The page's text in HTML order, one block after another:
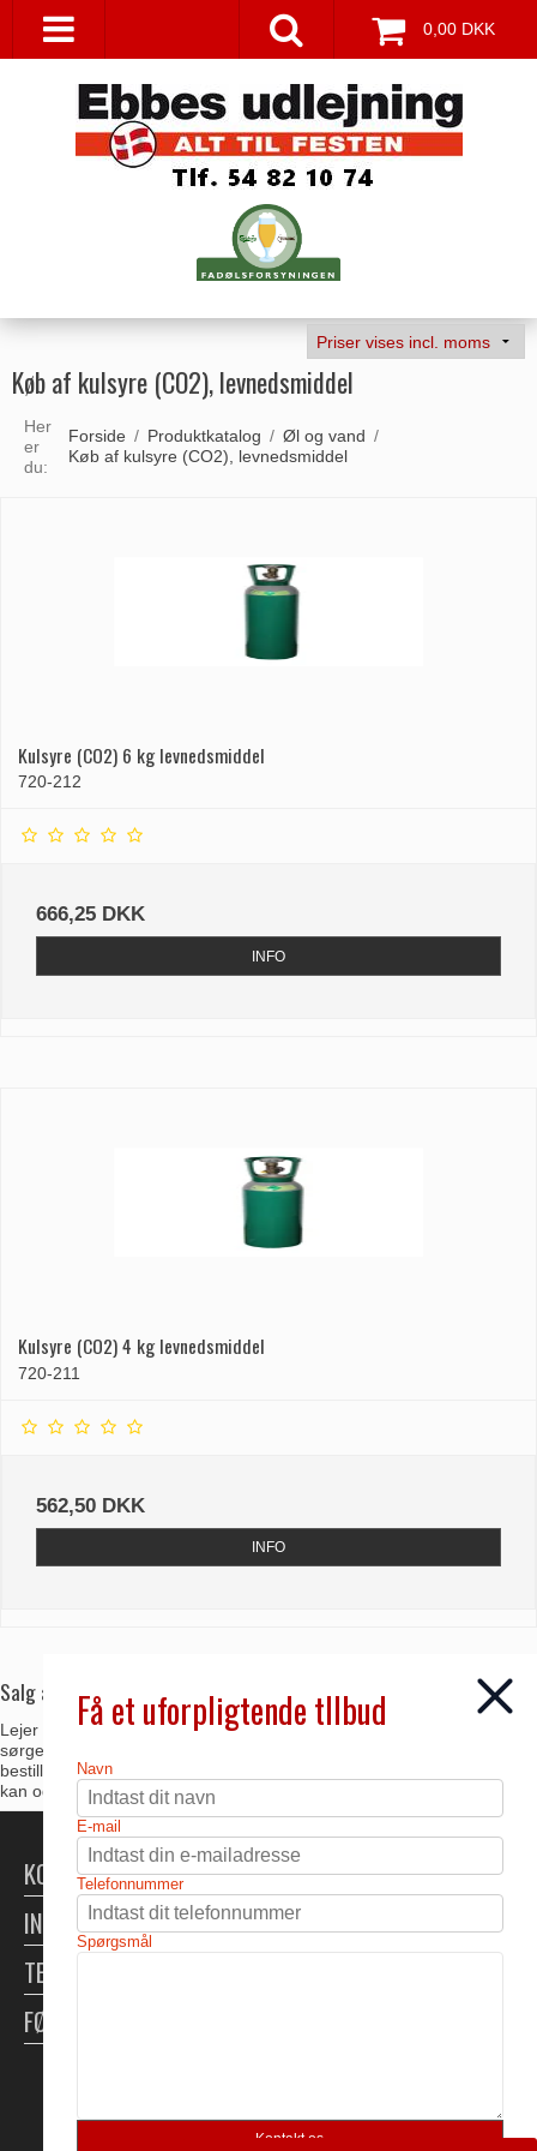
0,00 DKK
Køb af kulsyre (CO2), levnedsmiddel
Her
er
du:
Forside / Produktkatalog / Øl og vand /
Køb af kulsyre (CO2), levnedsmiddel
Kulsyre (CO2) 6 kg levnedsmiddel
720-212
666,25 DKK
INFO
Kulsyre (CO2) 4 kg levnedsmiddel
720-211
562,50 DKK
INFO
Salg af kulsyre til private og erhverv
Lejer du et fadølsanlæg og køber fustager hos Ebbes udlejning,
sørger vi for at der også er kulsyre nok med til det antal fustager du
bestiller. Har du selv et fadølsanlæg kan du købe kulsyre her, kulsyren
kan også bruges til akvarier eller som svejsegas.
KONTAKT
INFORMATION
TELTUDLEJNING
FØLG OS
Få et uforpligtende tllbud
Navn
E-mail
Telefonnummer
Spørgsmål